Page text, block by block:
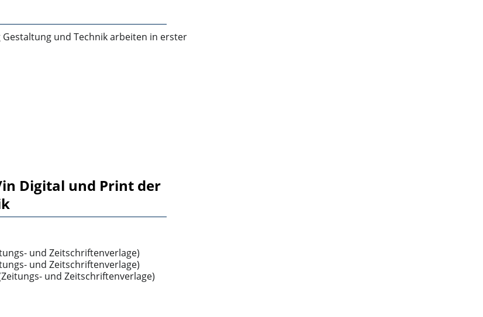
und Technik arbeiten in erster
Digital und Print der
und Zeitschriftenverlage)
und Zeitschriftenverlage)
und Zeitschriftenverlage)